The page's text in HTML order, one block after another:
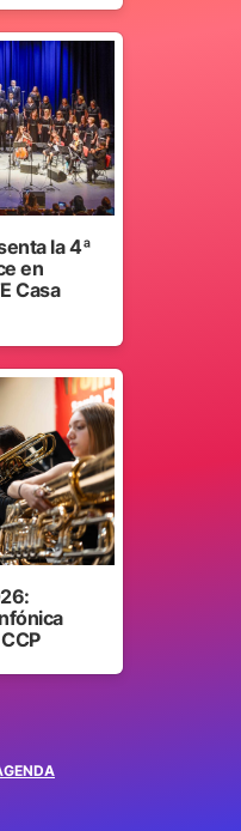
la 4ª
en
Casa